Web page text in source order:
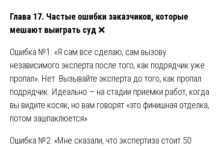
Глава 17. Частые ошибки заказчиков, которые
мешают выиграть суд❌
Ошибка №1: «Я сам все сделаю, сам вызову
независимого эксперта после того, как подрядчик уже
пропал». Нет. Вызывайте эксперта до того, как пропал
подрядчик. Идеально — на стадии приемки работ, когда
вы видите косяк, но вам говорят «это финишная отделка,
потом зашпаклюется».
Ошибка №2: «Мне сказали, что экспертиза стоит 50